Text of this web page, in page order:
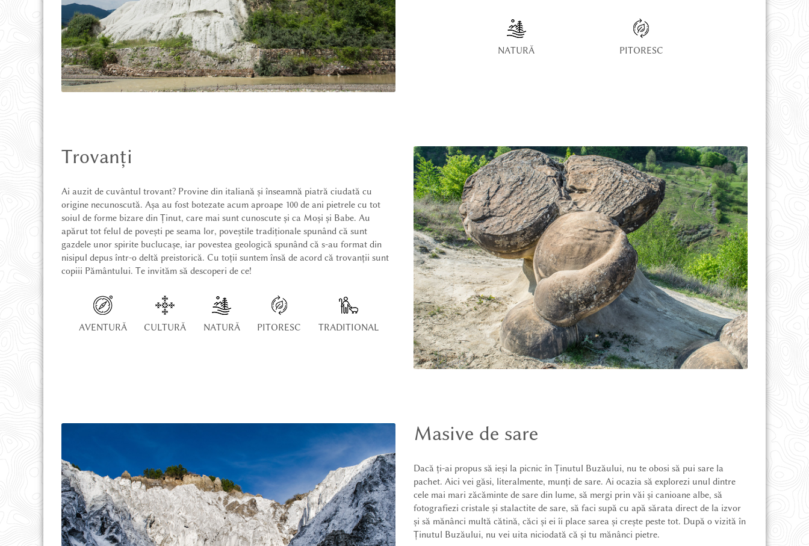
PROIECTE ȘI NOUTĂȚI
POVEȘTI DIN ȚINUT
MAGAZIN ONLINE
UNDE STAU
AVENTURĂ ȘI DRUMEȚIE
HĂRȚI ȘI CĂRȚI
NATURĂ PITORESC
Trovanți
Ai auzit de cuvântul trovant? Provine din italiană și înseamnă piatră ciudată cu
origine necunoscută. Așa au fost botezate acum aproape 100 de ani pietrele cu tot
soiul de forme bizare din Ținut, care mai sunt cunoscute și ca Moși și Babe. Au
apărut tot felul de povești pe seama lor, poveștile tradiționale spunând că sunt
gazdele unor spirite buclucașe, iar povestea geologică spunând că s-au format din
nisipul depus într-o deltă preistorică. Cu toții suntem însă de acord că trovanții sunt
copiii Pământului. Te invităm să descoperi de ce!
AVENTURĂ CULTURĂ NATURĂ PITORESC TRADITIONAL
Masive de sare
Dacă ți-ai propus să ieși la picnic în Ținutul Buzăului, nu te obosi să pui sare la
pachet. Aici vei găsi, literalmente, munți de sare. Ai ocazia să explorezi unul dintre
cele mai mari zăcăminte de sare din lume, să mergi prin văi și canioane albe, să
fotografiezi cristale și stalactite de sare, să faci supă cu apă sărata direct de la izvor
și să mănânci multă cătină, căci și ei îi place sarea și crește peste tot. După o vizită în
Ținutul Buzăului, nu vei uita niciodată că și tu mănânci pietre.